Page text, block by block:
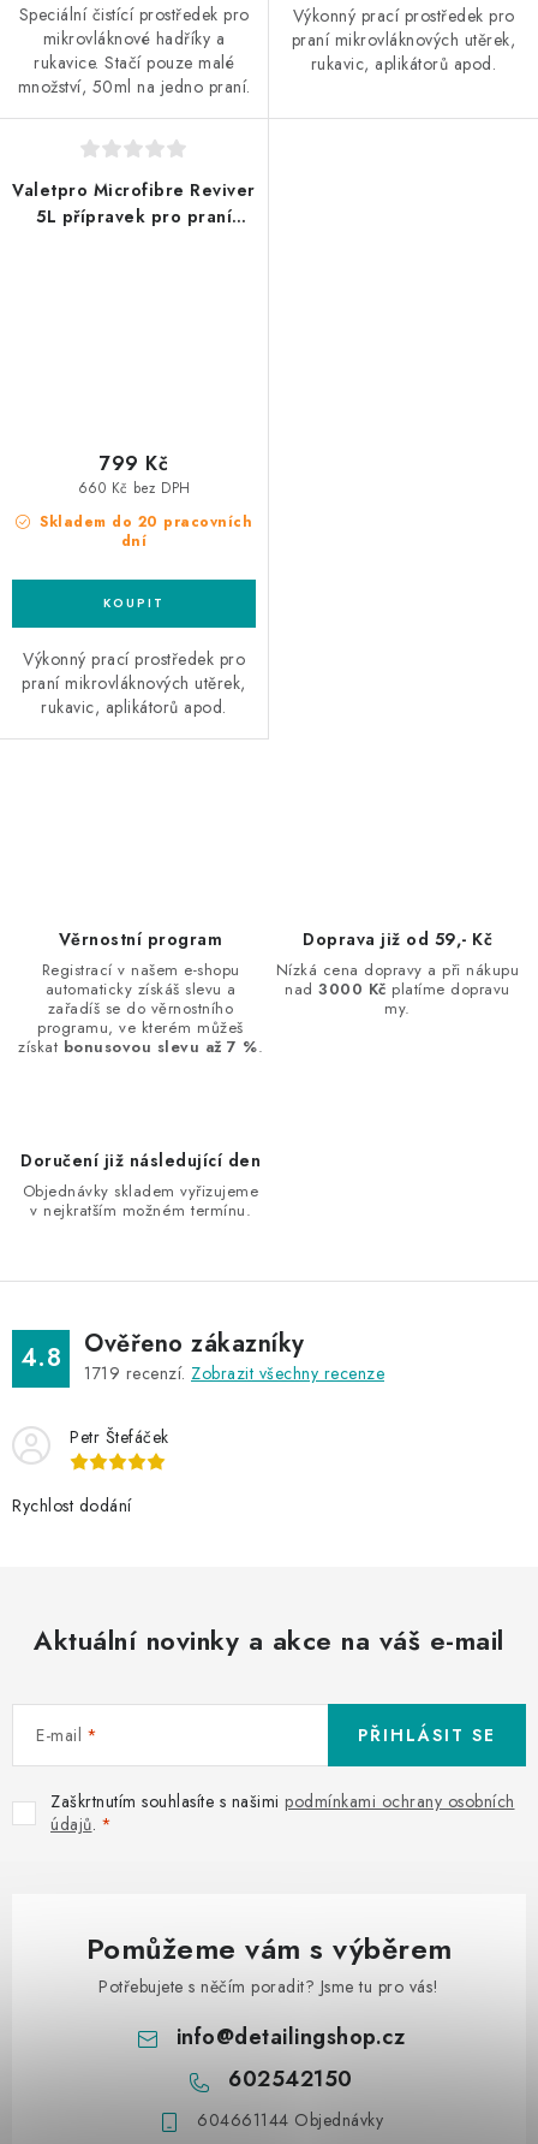
Speciální čistící prostředek pro
mikrovláknové hadříky a
rukavice. Stačí pouze malé
množství, 50ml na jedno praní.
Výkonný prací prostředek pro
praní mikrovláknových utěrek,
rukavic, aplikátorů apod.
Valetpro Microfibre Reviver
5L přípravek pro praní
Skladem do 20 pracovních
dní
660 Kč bez DPH
799 Kč
Výkonný prací prostředek pro
praní mikrovláknových utěrek,
rukavic, aplikátorů apod.
p
k
y
p
s
u
Věrnostní program
Registrací v našem e-shopu
automaticky získáš slevu a
zařadíš se do věrnostního
programu, ve kterém můžeš
získat bonusovou slevu až 7 %.
Doprava již od 59,- Kč
Nízká cena dopravy a při nákupu
nad3000 Kč platíme dopravu
my.
Doručení již následující den
Objednávky skladem vyřizujeme
v nejkratším možném termínu.
4.8 Ověřeno zákazníky
1719 recenzí. Zobrazit všechny recenze
Petr Štefáček
Rychlost dodání
Aktuální novinky a akce na váš e-mail
E-mail
Zaškrtnutím souhlasíte s našimi podmínkami ochrany osobních
údajů.
PŘIHLÁSIT SE
Pomůžeme vám s výběrem
Potřebujete s něčím poradit? Jsme tu pro vás!
info@detailingshop.cz
602542150
604661144 Objednávky